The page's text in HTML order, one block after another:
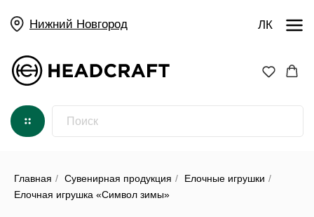
Нижний Новгород
Главная / Сувенирная продукция / Елочные игрушки /
Елочная игрушка «Символ зимы»